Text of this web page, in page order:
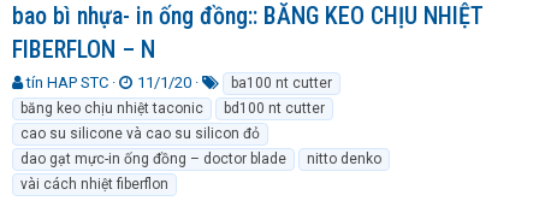
bao bì nhựa- in ống đồng:: BĂNG KEO CHỊU NHIỆT
FIBERFLON – N
T
h
r
e
a
d
tín HAP STC
N
g
à
y
g
ử
11/1/20
ừ
k
h
ó
ba100 nt cutter
băng keo chịu nhiệt taconic
bd100 nt cutter
cao su silicone và cao su silicon đỏ
dao gạt mực-in ống đồng – doctor blade
nitto denko
vài cách nhiệt fiberflon